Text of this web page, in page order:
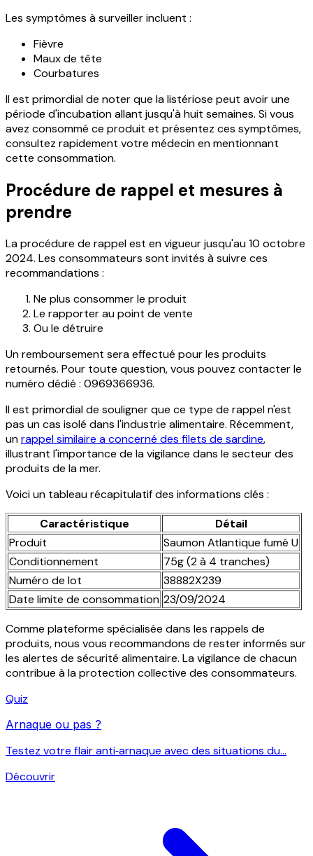
Les symptômes à surveiller incluent :
Fièvre
Maux de tête
Courbatures
Il est primordial de noter que la listériose peut avoir une
période d'incubation allant jusqu'à huit semaines. Si vous
avez consommé ce produit et présentez ces symptômes,
consultez rapidement votre médecin en mentionnant
cette consommation.
Procédure de rappel et mesures à
prendre
La procédure de rappel est en vigueur jusqu'au 10 octobre
2024. Les consommateurs sont invités à suivre ces
recommandations :
Ne plus consommer le produit
Le rapporter au point de vente
Ou le détruire
Un remboursement sera effectué pour les produits
retournés. Pour toute question, vous pouvez contacter le
numéro dédié : 0969366936.
Il est primordial de souligner que ce type de rappel n'est
pas un cas isolé dans l'industrie alimentaire. Récemment,
unrappel similaire a concerné des filets de sardine,
illustrant l'importance de la vigilance dans le secteur des
produits de la mer.
Voici un tableau récapitulatif des informations clés :
Caractéristique
Détail
Produit
Saumon Atlantique fumé U
Conditionnement
75g (2 à 4 tranches)
Numéro de lot
38882X239
Date limite de consommation 23/09/2024
Comme plateforme spécialisée dans les rappels de
produits, nous vous recommandons de rester informés sur
les alertes de sécurité alimentaire. La vigilance de chacun
contribue à la protection collective des consommateurs.
Quiz
Arnaque ou pas ?
Testez votre flair anti‑arnaque avec des situations du...
Découvrir